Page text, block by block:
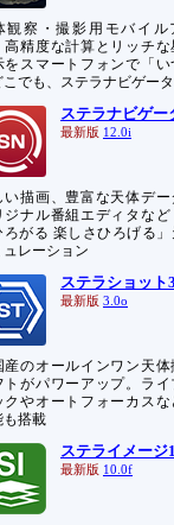
観察・撮影用モバイル
高精度な計算とリッチな
をスマートフォンで「い
こでも、ステラナビゲータ
ステラナビゲー
最新版 12.0i
い描画、豊富な天体デー
ジナル番組エディタなど
ろがる 楽しさひろげる」
ュレーション
ステラショット3
最新版 3.0o
産のオールインワン天体
トがパワーアップ。ライ
クやオートフォーカスな
も搭載
ステライメージ
最新版 10.0f